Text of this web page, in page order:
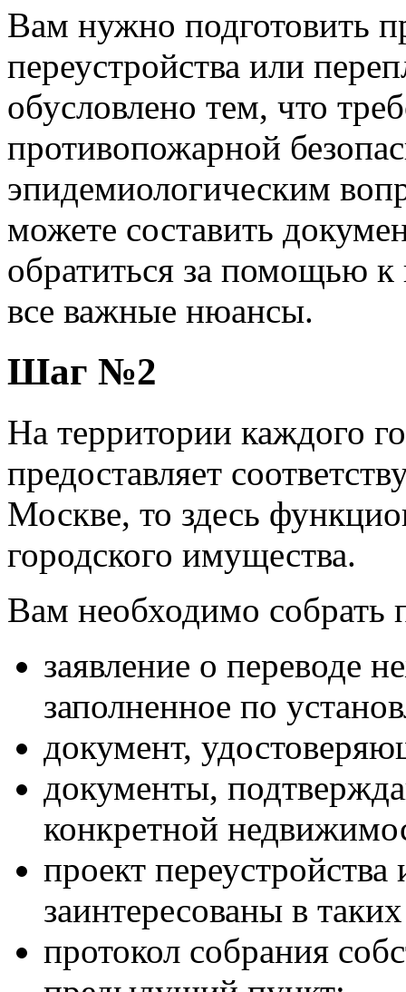
Вам нужно подготовить
переустройства или
обусловлено тем, что
противопожарной
эпидемиологическим
можете составить
обратиться за помощью к
все важные нюансы.
Шаг №2
На территории каждого
предоставляет
Москве, то здесь
городского имущества.
Вам необходимо собрать
заявление о переводе
заполненное по
документ,
документы,
конкретной
проект
заинтересованы в
протокол собрания